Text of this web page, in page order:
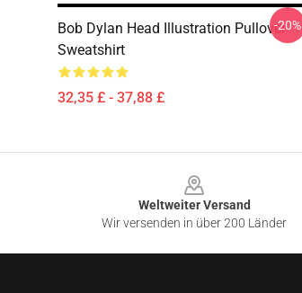
Bob Dylan Head Illustration Pullover
Sweatshirt
32,35 £ - 37,88 £
-20%
Weltweiter Versand
Wir versenden in über 200 Länder